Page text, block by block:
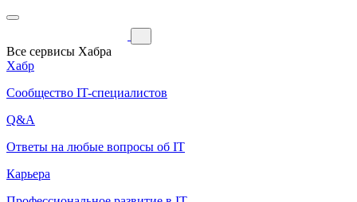
Все сервисы Хабра
Хабр
Сообщество IT-специалистов
Q&A
Ответы на любые вопросы об IT
Карьера